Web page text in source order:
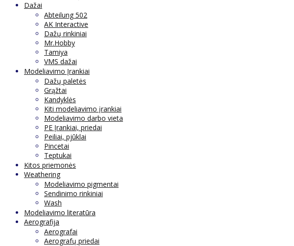
Dažai
Abteilung 502
AK Interactive
Dažų rinkiniai
Mr.Hobby
Tamiya
VMS dažai
Modeliavimo Įrankiai
Dažų paletės
Grąžtai
Kandyklės
Kiti modeliavimo įrankiai
Modeliavimo darbo vieta
PE Įrankiai, priedai
Peiliai, pjūklai
Pincetai
Teptukai
Kitos priemonės
Weathering
Modeliavimo pigmentai
Sendinimo rinkiniai
Wash
Modeliavimo literatūra
Aerografija
Aerografai
Aerografų priedai